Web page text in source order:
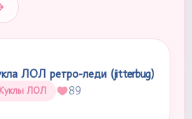
ЛОЛ ретро-леди (jitterbug)
Куклы ЛОЛ 89